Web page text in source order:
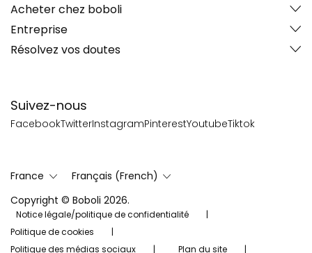
Suivez-nous
FacebookTwitterInstagramPinterestYoutubeTiktok
Acheter chez boboli
Entreprise
Résolvez vos doutes
France
Français (French)
Copyright © Boboli 2026.
Notice légale/politique de confidentialité
Politique de cookies
Politique des médias sociaux
Plan du site